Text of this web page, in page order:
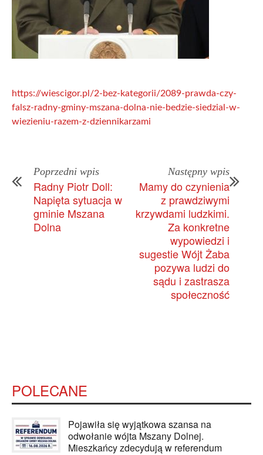
https://wiescigor.pl/2-bez-kategorii/2089-prawda-czy-
falsz-radny-gminy-mszana-dolna-nie-bedzie-siedzial-w-
wiezieniu-razem-z-dziennikarzami
Poprzedni wpis
Radny Piotr Doll:
Napięta sytuacja w
gminie Mszana
Dolna
Następny wpis
Mamy do czynienia
z prawdziwymi
krzywdami ludzkimi.
Za konkretne
wypowiedzi i
sugestie Wójt Żaba
pozywa ludzi do
sądu i zastrasza
społeczność
POLECANE
Pojawiła się wyjątkowa szansa na
odwołanie wójta Mszany Dolnej.
Mieszkańcy zdecydują w referendum